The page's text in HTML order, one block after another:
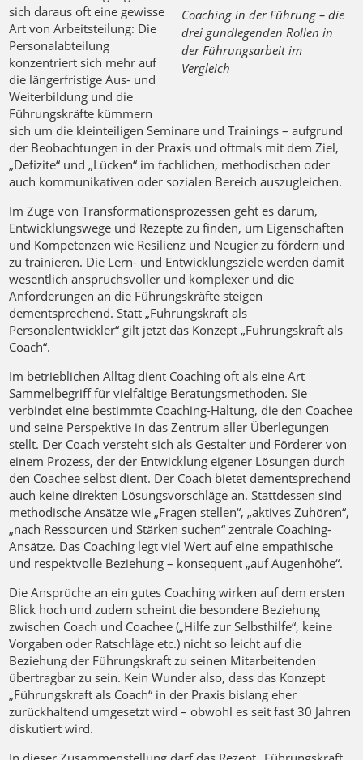
Coaching in der Führung – die
drei gundlegenden Rollen in
der Führungsarbeit im
Vergleich
sich daraus oft eine gewisse
Art von Arbeitsteilung: Die
Personalabteilung
konzentriert sich mehr auf
die längerfristige Aus- und
Weiterbildung und die
Führungskräfte kümmern
sich um die kleinteiligen Seminare und Trainings – aufgrund
der Beobachtungen in der Praxis und oftmals mit dem Ziel,
„Defizite“ und „Lücken“ im fachlichen, methodischen oder
auch kommunikativen oder sozialen Bereich auszugleichen.
Im Zuge von Transformationsprozessen geht es darum,
Entwicklungswege und Rezepte zu finden, um Eigenschaften
und Kompetenzen wie Resilienz und Neugier zu fördern und
zu trainieren. Die Lern- und Entwicklungsziele werden damit
wesentlich anspruchsvoller und komplexer und die
Anforderungen an die Führungskräfte steigen
dementsprechend. Statt „Führungskraft als
Personalentwickler“ gilt jetzt das Konzept „Führungskraft als
Coach“.
Im betrieblichen Alltag dient Coaching oft als eine Art
Sammelbegriff für vielfältige Beratungsmethoden. Sie
verbindet eine bestimmte Coaching-Haltung, die den Coachee
und seine Perspektive in das Zentrum aller Überlegungen
stellt. Der Coach versteht sich als Gestalter und Förderer von
einem Prozess, der der Entwicklung eigener Lösungen durch
den Coachee selbst dient. Der Coach bietet dementsprechend
auch keine direkten Lösungsvorschläge an. Stattdessen sind
methodische Ansätze wie „Fragen stellen“, „aktives Zuhören“,
„nach Ressourcen und Stärken suchen“ zentrale Coaching-
Ansätze. Das Coaching legt viel Wert auf eine empathische
und respektvolle Beziehung – konsequent „auf Augenhöhe“.
Die Ansprüche an ein gutes Coaching wirken auf dem ersten
Blick hoch und zudem scheint die besondere Beziehung
zwischen Coach und Coachee („Hilfe zur Selbsthilfe“, keine
Vorgaben oder Ratschläge etc.) nicht so leicht auf die
Beziehung der Führungskraft zu seinen Mitarbeitenden
übertragbar zu sein. Kein Wunder also, dass das Konzept
„Führungskraft als Coach“ in der Praxis bislang eher
zurückhaltend umgesetzt wird – obwohl es seit fast 30 Jahren
diskutiert wird.